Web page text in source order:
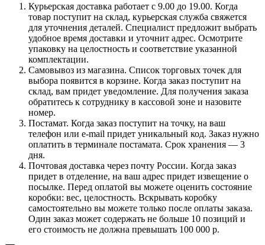
Курьерская доставка работает с 9.00 до 19.00. Когда
товар поступит на склад, курьерская служба свяжется
для уточнения деталей. Специалист предложит выбрать
удобное время доставки и уточнит адрес. Осмотрите
упаковку на целостность и соответствие указанной
комплектации.
Самовывоз из магазина. Список торговых точек для
выбора появится в корзине. Когда заказ поступит на
склад, вам придет уведомление. Для получения заказа
обратитесь к сотруднику в кассовой зоне и назовите
номер.
Постамат. Когда заказ поступит на точку, на ваш
телефон или e-mail придет уникальный код. Заказ нужно
оплатить в терминале постамата. Срок хранения — 3
дня.
Почтовая доставка через почту России. Когда заказ
придет в отделение, на ваш адрес придет извещение о
посылке. Перед оплатой вы можете оценить состояние
коробки: вес, целостность. Вскрывать коробку
самостоятельно вы можете только после оплаты заказа.
Один заказ может содержать не больше 10 позиций и
его стоимость не должна превышать 100 000 р.